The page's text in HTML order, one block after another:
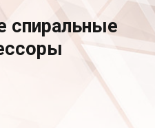
спиральные